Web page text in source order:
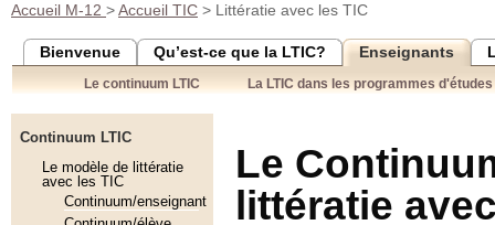
Accueil M-12 >Accueil TIC > Littératie avec les TIC
Bienvenue Qu’est-ce que la LTIC? Enseignants
Le continuum LTIC La LTIC dans les programmes d'études
Continuum LTIC
Le modèle de littératie
avec les TIC
Continuum/enseignant
Le
littératie